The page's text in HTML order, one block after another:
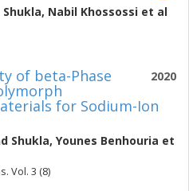
, Nabil Khossossi et al
2020
of beta-Phase
for Sodium-Ion
Shukla, Younes Benhouria et
Vol. 3 (8)